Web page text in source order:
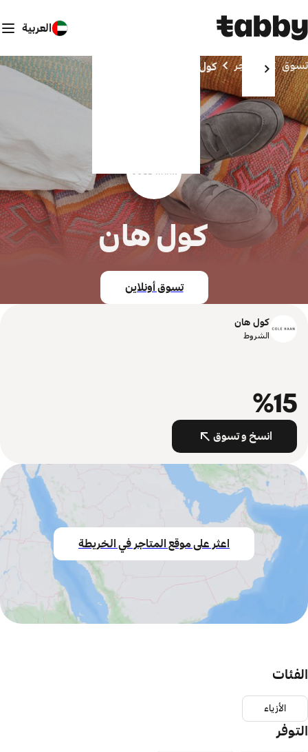
العربية
تسوق المتاجر كول هان
كول هان
تسوق أونلاين
كول هان
الشروط
%15
انسخ و تسوق
اعثر على موقع المتاجر في الخريطة
الفئات
الأزياء
التوفر